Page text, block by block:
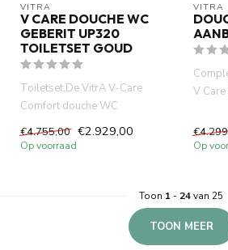
VITRA
V CARE DOUCHE WC
GEBERIT UP320
TOILETSET GOUD
Toiletset,De VitrA V-Care
Comfort douche WC
combineert hig-tech
technologie, com...
€4.755,00 €2.929,00
Op voorraad
VITRA
V
Op
Toon 1 - 24van 25
TOON MEER